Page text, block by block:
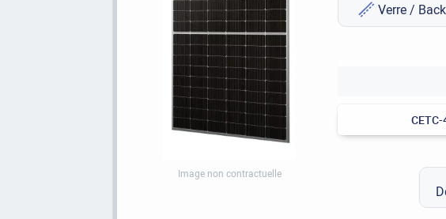
Image non contractuelle
Verre /